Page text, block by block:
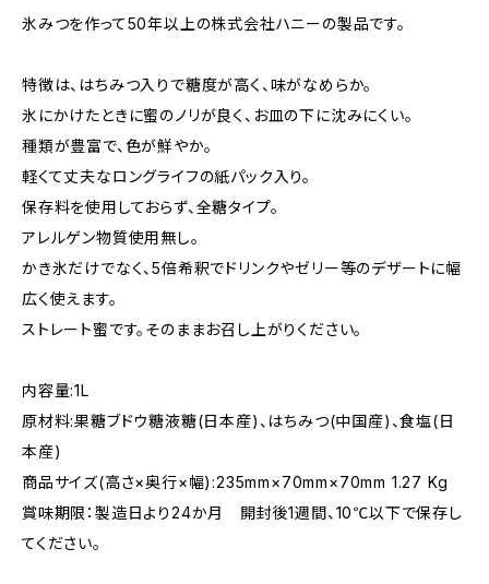
氷みつを作って50年以上の株式会社ハニーの製品です。
特徴は、はちみつ入りで糖度が高く、味がなめらか。
氷にかけたときに蜜のノリが良く、お皿の下に沈みにくい。
種類が豊富で、色が鮮やか。
軽くて丈夫なロングライフの紙パック入り。
保存料を使用しておらず、全糖タイプ。
アレルゲン物質使用無し。
かき氷だけでなく、5倍希釈でドリンクやゼリー等のデザートに幅
広く使えます。
ストレート蜜です。そのままお召し上がりください。
内容量:1L
原材料:果糖ブドウ糖液糖(日本産)、はちみつ(中国産)、食塩(日
本産)
商品サイズ(高さ×奥行×幅):235mm×70mm×70mm 1.27 Kg
賞味期限：製造日より24か月 開封後1週間、10℃以下で保存し
てください。